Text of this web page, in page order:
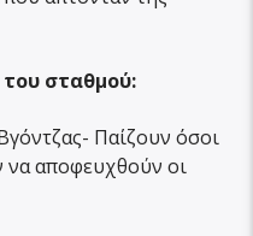
σταθμού:
Παίζουν όσοι
αποφευχθούν οι